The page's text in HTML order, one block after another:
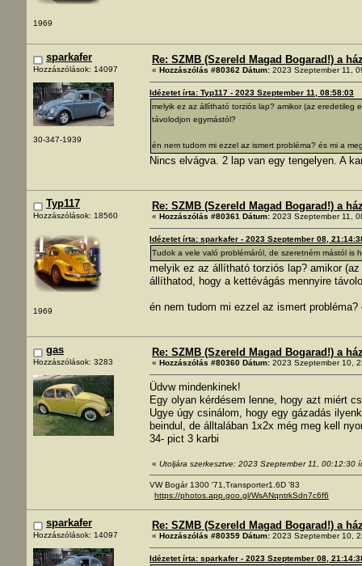
1969
sparkafer
Hozzászólások: 14097
30-347-1939
Re: SZMB (Szereld Magad Bogarad!) a
« Hozzászólás #80362 Dátum: 2023 Szeptember 11,
Idézetet írta: Typ117 - 2023 Szeptember 11, 08:58:03
melyik ez az állítható torziós lap? amikor (az
távolodjon egymástól?
én nem tudom mi ezzel az ismert probléma? és mi a
Nincs elvágva. 2 lap van egy tengelyen. A
Typ117
Hozzászólások: 18560
1969
Re: SZMB (Szereld Magad Bogarad!) a
« Hozzászólás #80361 Dátum: 2023 Szeptember 11,
Idézetet írta: sparkafer - 2023 Szeptember 08,
Tudok a vele való problémáról, de szeretném mástól is
melyik ez az állítható torziós lap? amikor
állíthatod, hogy a kettévágás mennyire
én nem tudom mi ezzel az ismert
gas
Hozzászólások: 3283
Re: SZMB (Szereld Magad Bogarad!) a
« Hozzászólás #80360 Dátum: 2023 Szeptember 10,
Üdvw mindenkinek!
Egy olyan kérdésem lenne, hogy azt miért
Ugye úgy csinálom, hogy egy gázadás
beindul, de álltalában 1x2x még meg kell
34- pict 3 karbi
« Utoljára szerkesztve: 2023 Szeptember 11, 00:12:30
VW Bogár 1300 '71,Transporter1.6D '83
https://photos.app.goo.gl/WsANqntrkSdn7c6f6
sparkafer
Hozzászólások: 14097
Re: SZMB (Szereld Magad Bogarad!) a
« Hozzászólás #80359 Dátum: 2023 Szeptember 10,
Idézetet írta: sparkafer - 2023 Szeptember 08,